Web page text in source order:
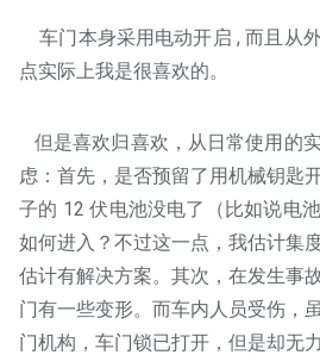
车门本身采用电动开启 , 而且从
点实际上我是很喜欢的。
但是喜欢归喜欢，从日常使用的
虑：首先，是否预留了用机械钥匙
子的 12 伏电池没电了（比如说电
如何进入？不过这一点，我估计集
估计有解决方案。其次，在发生事
门有一些变形。而车内人员受伤，
门机构，车门锁已打开，但是却无